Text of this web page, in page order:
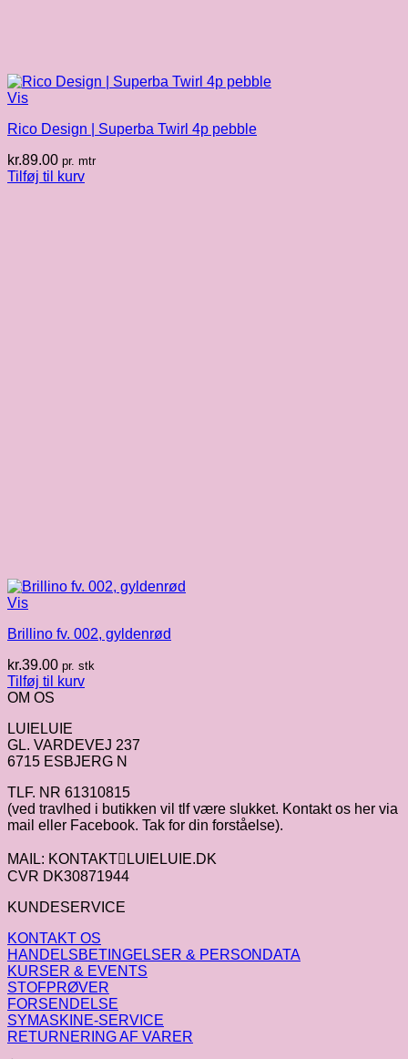
Vis
Rico Design | Superba Twirl 4p pebble
kr.89.00 pr. mtr
Tilføj til kurv
Vis
Brillino fv. 002, gyldenrød
kr.39.00 pr. stk
Tilføj til kurv
OM OS
LUIELUIE
GL. VARDEVEJ 237
6715 ESBJERG N
TLF. NR 61310815
(ved travlhed i butikken vil tlf være slukket. Kontakt os her via
mail eller Facebook. Tak for din forståelse).
MAIL: KONTAKTLUIELUIE.DK
CVR DK30871944
KUNDESERVICE
KONTAKT OS
HANDELSBETINGELSER & PERSONDATA
KURSER & EVENTS
STOFPRØVER
FORSENDELSE
SYMASKINE-SERVICE
RETURNERING AF VARER